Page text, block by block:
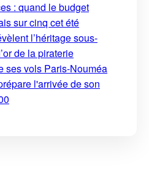
: quand le budget
sur cinq cet été
l’héritage sous-
de la piraterie
ses vols Paris-Nouméa
l'arrivée de son